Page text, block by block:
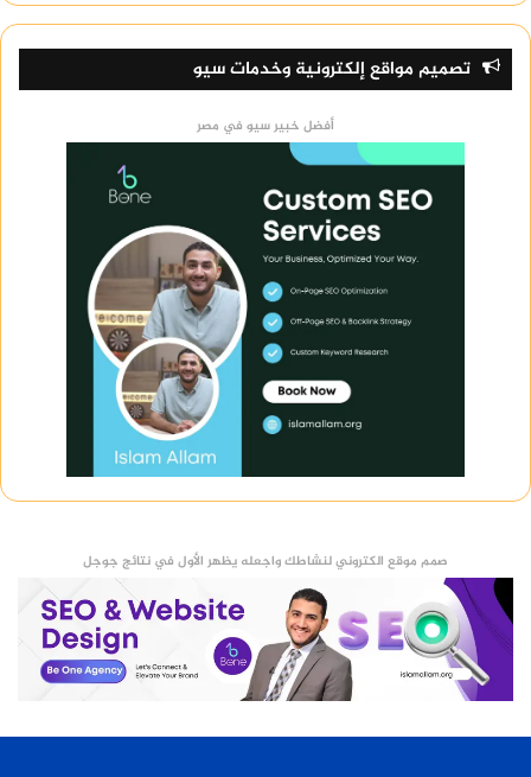
تصميم مواقع إلكترونية وخدمات سيو
أفضل خبير سيو في مصر
صمم موقع الكتروني لنشاطك واجعله يظهر الأول في نتائج جوجل